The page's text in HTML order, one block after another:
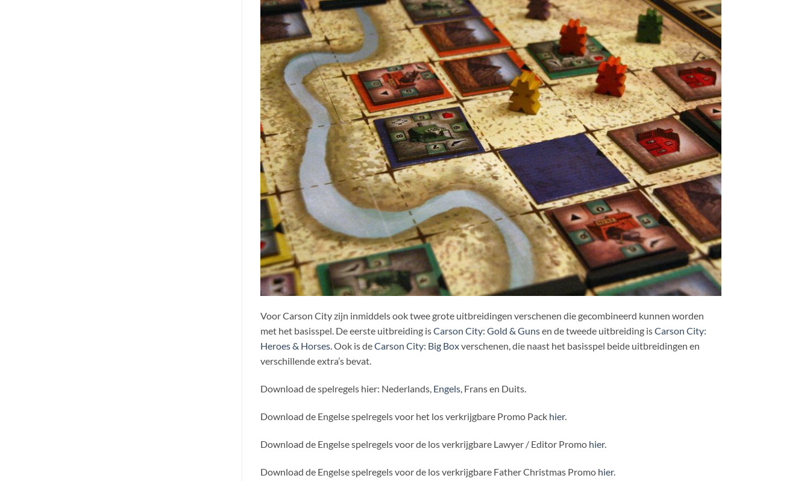
Voor Carson City zijn inmiddels ook twee grote uitbreidingen verschenen die gecombineerd kunnen worden
met het basisspel. De eerste uitbreiding isCarson City: Gold & Gunsen de tweede uitbreiding isCarson City:
Heroes & Horses. Ook is deCarson City: Big Boxverschenen, die naast het basisspel beide uitbreidingen en
verschillende extra’s bevat.
Download de spelregels hier: Nederlands, Engels, Frans en Duits.
Download de Engelse spelregels voor het los verkrijgbare Promo Pack hier.
Download de Engelse spelregels voor de los verkrijgbare Lawyer / Editor Promo hier.
Download de Engelse spelregels voor de los verkrijgbare Father Christmas Promo hier.